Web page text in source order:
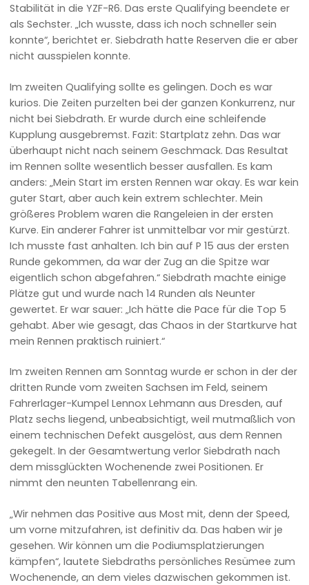
Stabilität in die YZF-R6. Das erste Qualifying beendete er
als Sechster. „Ich wusste, dass ich noch schneller sein
konnte“, berichtet er. Siebdrath hatte Reserven die er aber
nicht ausspielen konnte.
Im zweiten Qualifying sollte es gelingen. Doch es war
kurios. Die Zeiten purzelten bei der ganzen Konkurrenz, nur
nicht bei Siebdrath. Er wurde durch eine schleifende
Kupplung ausgebremst. Fazit: Startplatz zehn. Das war
überhaupt nicht nach seinem Geschmack. Das Resultat
im Rennen sollte wesentlich besser ausfallen. Es kam
anders: „Mein Start im ersten Rennen war okay. Es war kein
guter Start, aber auch kein extrem schlechter. Mein
größeres Problem waren die Rangeleien in der ersten
Kurve. Ein anderer Fahrer ist unmittelbar vor mir gestürzt.
Ich musste fast anhalten. Ich bin auf P 15 aus der ersten
Runde gekommen, da war der Zug an die Spitze war
eigentlich schon abgefahren.“ Siebdrath machte einige
Plätze gut und wurde nach 14 Runden als Neunter
gewertet. Er war sauer: „Ich hätte die Pace für die Top 5
gehabt. Aber wie gesagt, das Chaos in der Startkurve hat
mein Rennen praktisch ruiniert.“
Im zweiten Rennen am Sonntag wurde er schon in der der
dritten Runde vom zweiten Sachsen im Feld, seinem
Fahrerlager-Kumpel Lennox Lehmann aus Dresden, auf
Platz sechs liegend, unbeabsichtigt, weil mutmaßlich von
einem technischen Defekt ausgelöst, aus dem Rennen
gekegelt. In der Gesamtwertung verlor Siebdrath nach
dem missglückten Wochenende zwei Positionen. Er
nimmt den neunten Tabellenrang ein.
„Wir nehmen das Positive aus Most mit, denn der Speed,
um vorne mitzufahren, ist definitiv da. Das haben wir je
gesehen. Wir können um die Podiumsplatzierungen
kämpfen“, lautete Siebdraths persönliches Resümee zum
Wochenende, an dem vieles dazwischen gekommen ist.